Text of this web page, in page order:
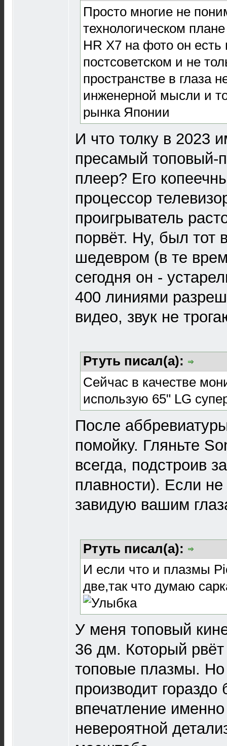
Просто многие не
технологическом
HR X7 на фото он
постсоветском и не
пространстве в глаза
инженерной мысли и
рынка Японии
И что толку в 2023
пресамый топовый-
плеер? Его
процессор
проигрыватель
порвёт. Ну, был тот
шедевром (в те
сегодня он -
400 линиями
видео, звук не
Ртуть писал(а):
Сейчас в качестве
использую 65" LG
После
помойку. Гляньте
всегда, подстроив
плавности). Если
завидую вашим
Ртуть писал(а):
И если что и плазмы
две,так что думаю
У меня топовый
36 дм. Который
топовые плазмы.
производит
впечатление
невероятной